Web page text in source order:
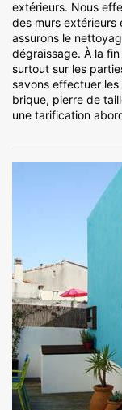
extérieurs. Nous
des murs extérieurs
assurons le
dégraissage. À la
surtout sur les
savons effectuer
brique, pierre de
une tarification